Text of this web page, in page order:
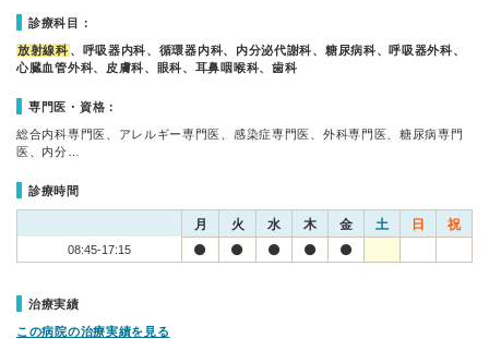
診療科目：
放射線科 、呼吸器内科、循環器内科、内分泌代謝科、糖尿病科、呼吸器外科、
心臓血管外科、皮膚科、眼科、耳鼻咽喉科、歯科
専門医・資格：
総合内科専門医、アレルギー専門医、感染症専門医、外科専門医、糖尿病専門
医、内分…
診療時間
月 火 水 木 金 土 日 祝
08:45-17:15
治療実績
この病院の治療実績を見る